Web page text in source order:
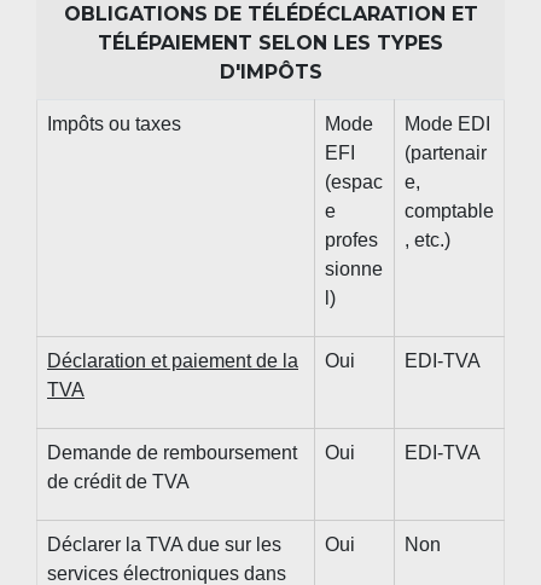
OBLIGATIONS DE TÉLÉDÉCLARATION ET
TÉLÉPAIEMENT SELON LES TYPES
D'IMPÔTS
Impôts ou taxes
Mode
EFI
(espac
e
profes
sionne
l)
Mode EDI
(partenair
e,
comptable
, etc.)
Déclaration et paiement de la
TVA
Oui EDI-TVA
Demande de remboursement
de crédit de TVA
Oui EDI-TVA
Déclarer la TVA due sur les
services électroniques dans
Oui Non